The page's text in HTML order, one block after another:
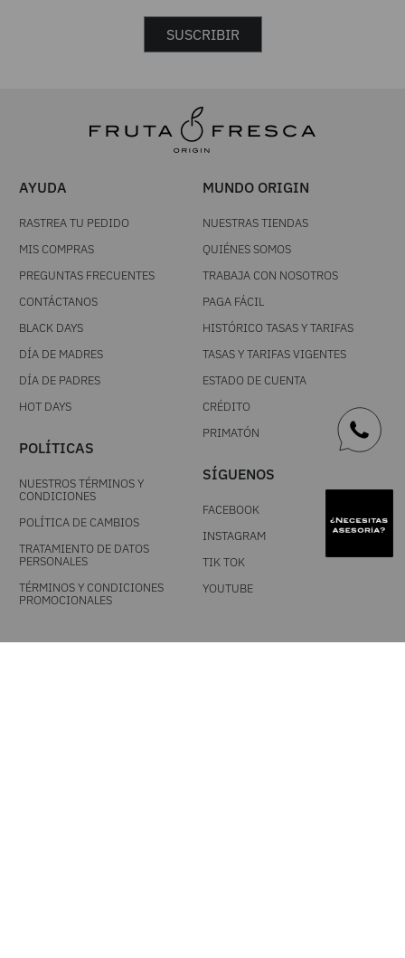
SUSCRIBIR
AYUDA
RASTREA TU PEDIDO
MIS COMPRAS
PREGUNTAS FRECUENTES
CONTÁCTANOS
BLACK DAYS
DÍA DE MADRES
DÍA DE PADRES
HOT DAYS
POLÍTICAS
NUESTROS TÉRMINOS Y
CONDICIONES
POLÍTICA DE CAMBIOS
TRATAMIENTO DE DATOS
PERSONALES
TÉRMINOS Y CONDICIONES
PROMOCIONALES
MUNDO ORIGIN
NUESTRAS TIENDAS
QUIÉNES SOMOS
TRABAJA CON NOSOTROS
PAGA FÁCIL
HISTÓRICO TASAS Y TARIFAS
TASAS Y TARIFAS VIGENTES
ESTADO DE CUENTA
CRÉDITO
PRIMATÓN
SÍGUENOS
FACEBOOK
INSTAGRAM
TIK TOK
YOUTUBE